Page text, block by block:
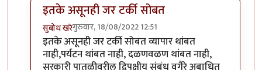
इतके असूनही जर टर्की सोबत
सुबोध खरेगुरुवार, 18/08/2022 12:51
In reply toएक प्रश्न पडला आहेbyजेम्स वांड
इतके असूनही जर टर्की सोबत व्यापार थांबत
नाही,पर्यटन थांबत नाही, दळणवळण थांबत नाही,